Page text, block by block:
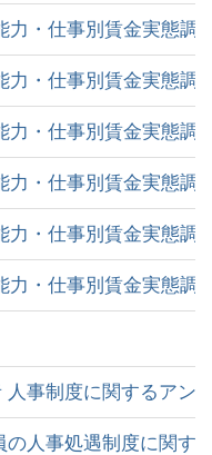
力・仕事別賃金実態調
力・仕事別賃金実態調
力・仕事別賃金実態調
力・仕事別賃金実態調
力・仕事別賃金実態調
力・仕事別賃金実態調
人事制度に関するアン
の人事処遇制度に関す